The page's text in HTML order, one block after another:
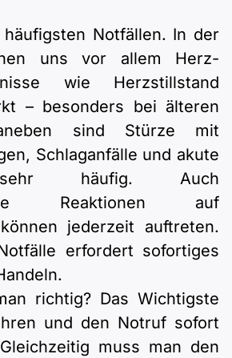
Notfällen. In der
uns vor allem Herz-
wie Herzstillstand
– besonders bei älteren
sind Stürze mit
Schlaganfälle und akute
häufig. Auch
Reaktionen auf
jederzeit auftreten.
erfordert sofortiges
richtig? Das Wichtigste
und den Notruf sofort
muss man den